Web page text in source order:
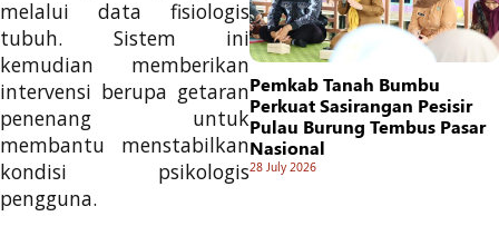
melalui data fisiologis
tubuh. Sistem ini
kemudian memberikan
intervensi berupa getaran
penenang untuk
membantu menstabilkan
kondisi psikologis
pengguna.
Pemkab Tanah Bumbu
Perkuat Sasirangan Pesisir
Pulau Burung Tembus Pasar
Nasional
28 July 2026